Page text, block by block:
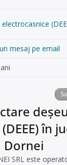
electrocasnice
mesaj pe email
în
Dornei
SRL este